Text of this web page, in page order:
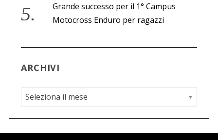
Grande successo per il 1° Campus
Motocross Enduro per ragazzi
ARCHIVI
A
r
c
h